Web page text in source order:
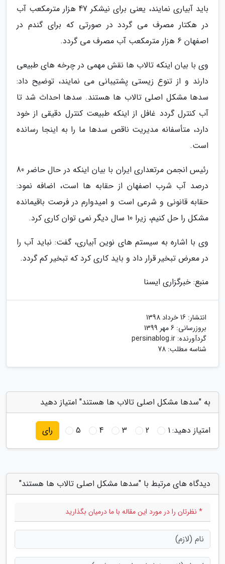
باید آبیاری نمایند، یعنی برای نیشکر 47 هزار مترمکعب آب
در هکتار مصرف می گردد در صورتی که برای گندم در
اصفهان 6 هزار مترمکعب آب مصرف می گردد.
وی با بیان اینکه تالاب ها نقش مهمی در چرخه های طبیعی
دارند و از تنوع زیستی پشتیبانی می نمایند، توضیح داد:
سدها مشکل اصلی تالاب ها هستند. سدها احداث شد تا
آب کنترل گردد غافل از اینکه طبیعت کنترل دقیقی از خود
دارد، متأسفانه مدیریت ناقص سدها ما را به اینجا رسانده
است.
رئیس انجمن مرتعداری ایران با بیان اینکه در حال حاضر 80
درصد آب شرب اصفهان از حقابه ها است، اضافه نمود:
حقابه قانونی و شرعی است و امیدوارم در فرصت باقیمانده
مشکل را حل کنیم، زیرا 10 سال دیگر نمی توان کاری کرد.
وی با اشاره به سیستم های نوین آبیاری، گفت: نباید آب را
در معرض تبخیر قرار داد و باید کاری کرد که تبخیر کم گردد.
منبع: خبرگزاری ایسنا
انتشار: 16 خرداد 1398
بروزرسانی: 6 مهر 1399
گردآورنده: persinablog.ir
شناسه مطلب: 78
به "سدها مشکل اصلی تالاب ها هستند" امتیاز دهید
امتیاز دهید:1
2
3
4
5 رای
دیدگاه های مرتبط با "سدها مشکل اصلی تالاب ها هستند"
* نظرتان را در مورد این مقاله با ما درمیان بگذارید